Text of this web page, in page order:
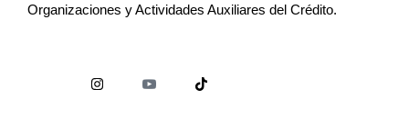
Organizaciones y Actividades Auxiliares del Crédito.